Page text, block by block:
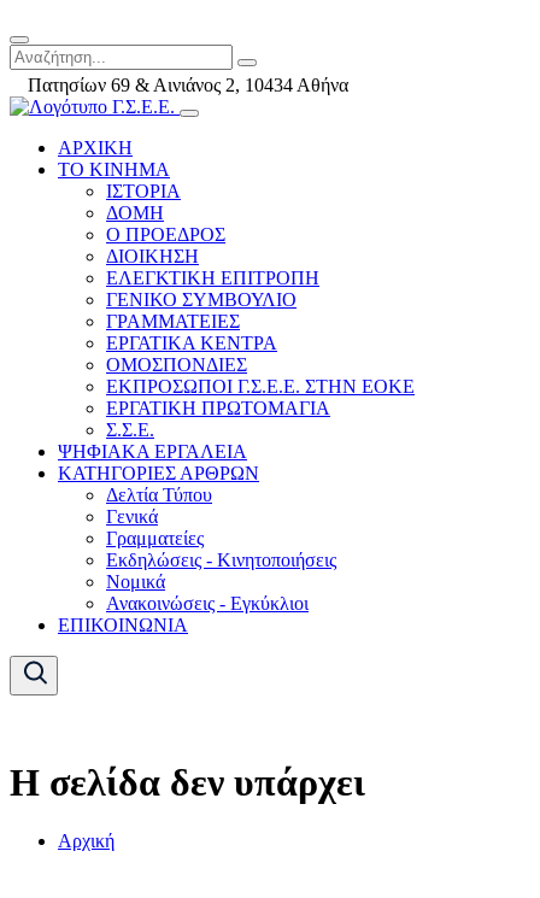
Πατησίων 69 & Αινιάνος 2, 10434 Αθήνα
ΑΡΧΙΚΗ
ΤΟ ΚΙΝΗΜΑ
ΙΣΤΟΡΙΑ
ΔΟΜΗ
Ο ΠΡΟΕΔΡΟΣ
ΔΙΟΙΚΗΣΗ
ΕΛΕΓΚΤΙΚΗ ΕΠΙΤΡΟΠΗ
ΓΕΝΙΚΟ ΣΥΜΒΟΥΛΙΟ
ΓΡΑΜΜΑΤΕΙΕΣ
ΕΡΓΑΤΙΚΑ ΚΕΝΤΡΑ
ΟΜΟΣΠΟΝΔΙΕΣ
ΕΚΠΡΟΣΩΠΟΙ Γ.Σ.Ε.Ε. ΣΤΗΝ ΕΟΚΕ
ΕΡΓΑΤΙΚΗ ΠΡΩΤΟΜΑΓΙΑ
Σ.Σ.Ε.
ΨΗΦΙΑΚΑ ΕΡΓΑΛΕΙΑ
ΚΑΤΗΓΟΡΙΕΣ ΑΡΘΡΩΝ
Δελτία Τύπου
Γενικά
Γραμματείες
Εκδηλώσεις - Κινητοποιήσεις
Νομικά
Ανακοινώσεις - Εγκύκλιοι
ΕΠΙΚΟΙΝΩΝΙΑ
Η σελίδα δεν υπάρχει
Αρχική